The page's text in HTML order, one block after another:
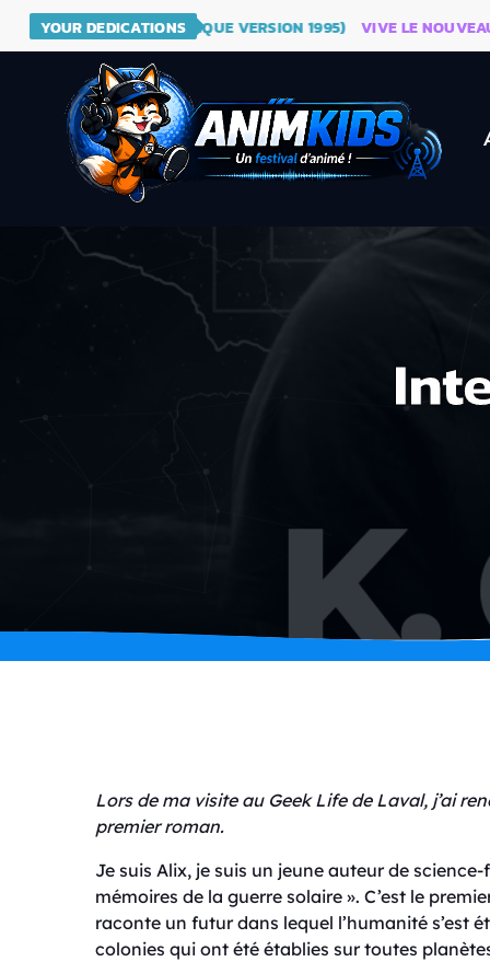
YOUR DEDICATIONS
BALL (GÉNÉRIQUE VERSION 1995) VIVE LE NOUVEAU
Lors de ma visite au Geek Life de Laval, j’ai
premier roman.
Je suis Alix, je suis un jeune auteur de
mémoires de la guerre solaire ». C’est le
raconte un futur dans lequel l’humanité s’est
colonies qui ont été établies sur toutes